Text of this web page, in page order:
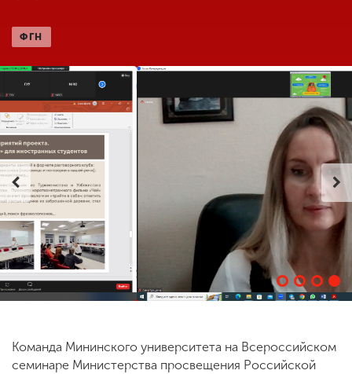
Студенческая жизнь
Сведения об
образовательной
организации
ENG SPN
Приемная
комиссия
+7 (831) 262-26-20
ФГН
Команда Мининского университета на Всероссийском
семинаре Министерства просвещения Российской